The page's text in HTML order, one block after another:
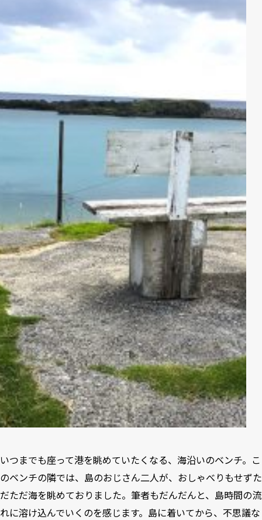
いつまでも座って港を眺めていたくなる、海沿いのベンチ。こ
のベンチの隣では、島のおじさん二人が、おしゃべりもせずた
だただ海を眺めておりました。筆者もだんだんと、島時間の流
れに溶け込んでいくのを感じます。島に着いてから、不思議な